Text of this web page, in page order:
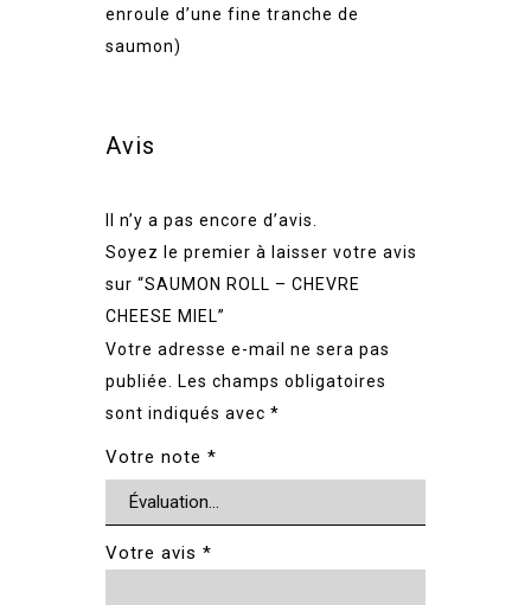
enroule d’une fine tranche de
saumon)
Avis
Il n’y a pas encore d’avis.
Soyez le premier à laisser votre avis
sur “SAUMON ROLL – CHEVRE
CHEESE MIEL”
Votre adresse e-mail ne sera pas
publiée.
Les champs obligatoires
sont indiqués avec *
Votre note *
Votre avis *